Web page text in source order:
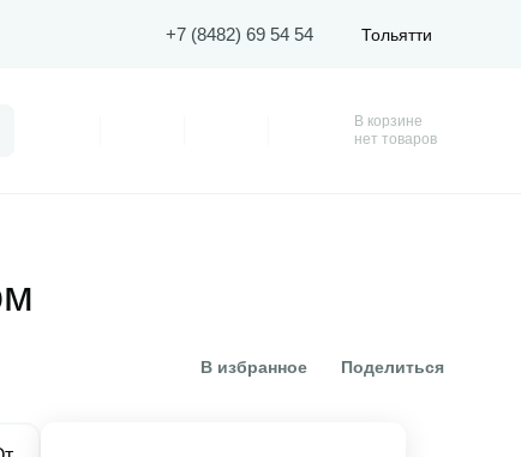
+7 (8482) 69 54 54 Тольятти
Корзина
В корзине
нет товаров
В избранное Поделиться